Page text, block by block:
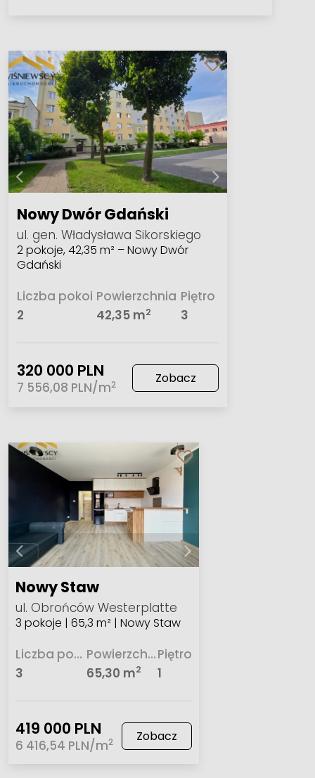
Nowy Dwór Gdański
ul. gen. Władysława Sikorskiego
2 pokoje, 42,35 m² – Nowy Dwór
Gdański
Liczba pokoi
2
Powierzchnia
42,35 m2
Piętro
3
320 000 PLN
7 556,08 PLN/m2 Zobacz
Nowy Staw
ul. Obrońców Westerplatte
3 pokoje | 65,3 m² | Nowy Staw
Liczba pokoi
3
Powierzchnia
65,30 m2
Piętro
1
419 000 PLN
6 416,54 PLN/m2 Zobacz